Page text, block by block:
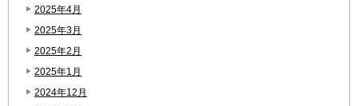
2025年4月
2025年3月
2025年2月
2025年1月
2024年12月